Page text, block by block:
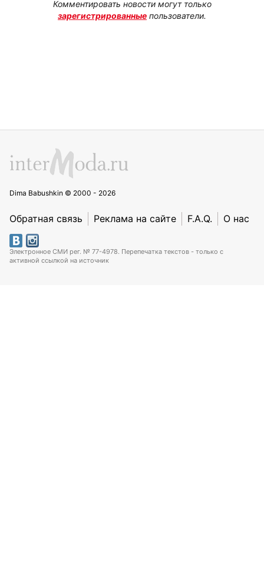
Комментировать новости могут только
зарегистрированные пользователи.
Dima Babushkin © 2000 - 2026
Обратная связь Реклама на сайте F.A.Q. О нас
Электронное СМИ рег. № 77-4978. Перепечатка текстов - только с
активной ссылкой на источник